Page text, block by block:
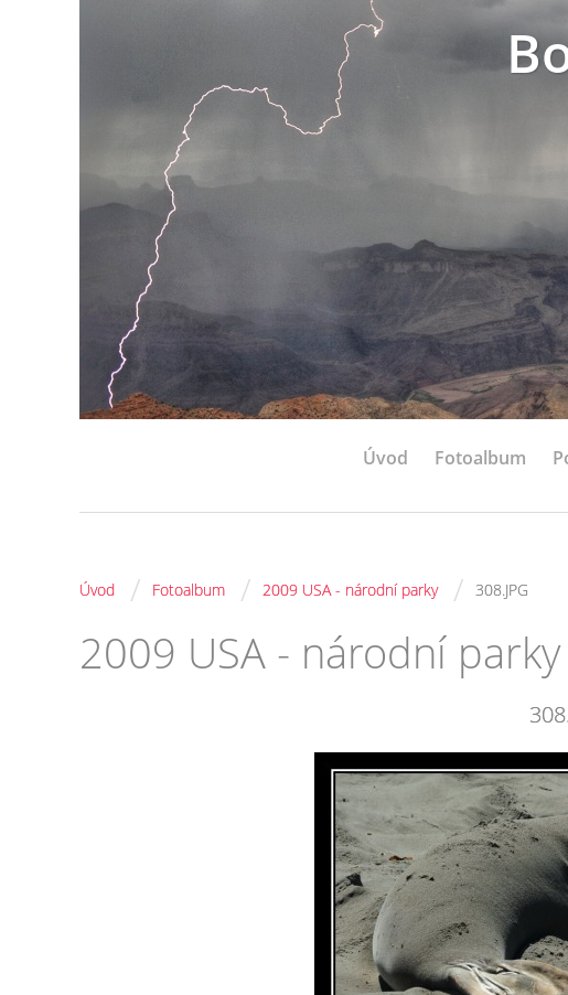
Úvod Fotoalbum
Úvod / Fotoalbum / 2009 USA - národní parky / 308.JPG
2009 USA - národní parky